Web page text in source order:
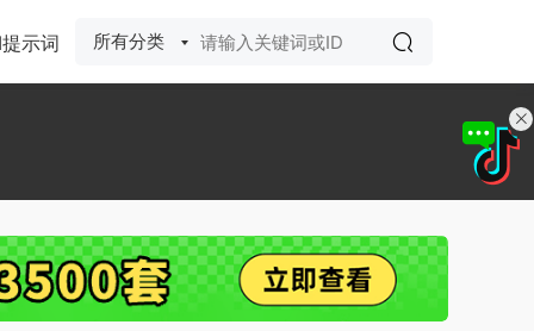
示词 所有分类